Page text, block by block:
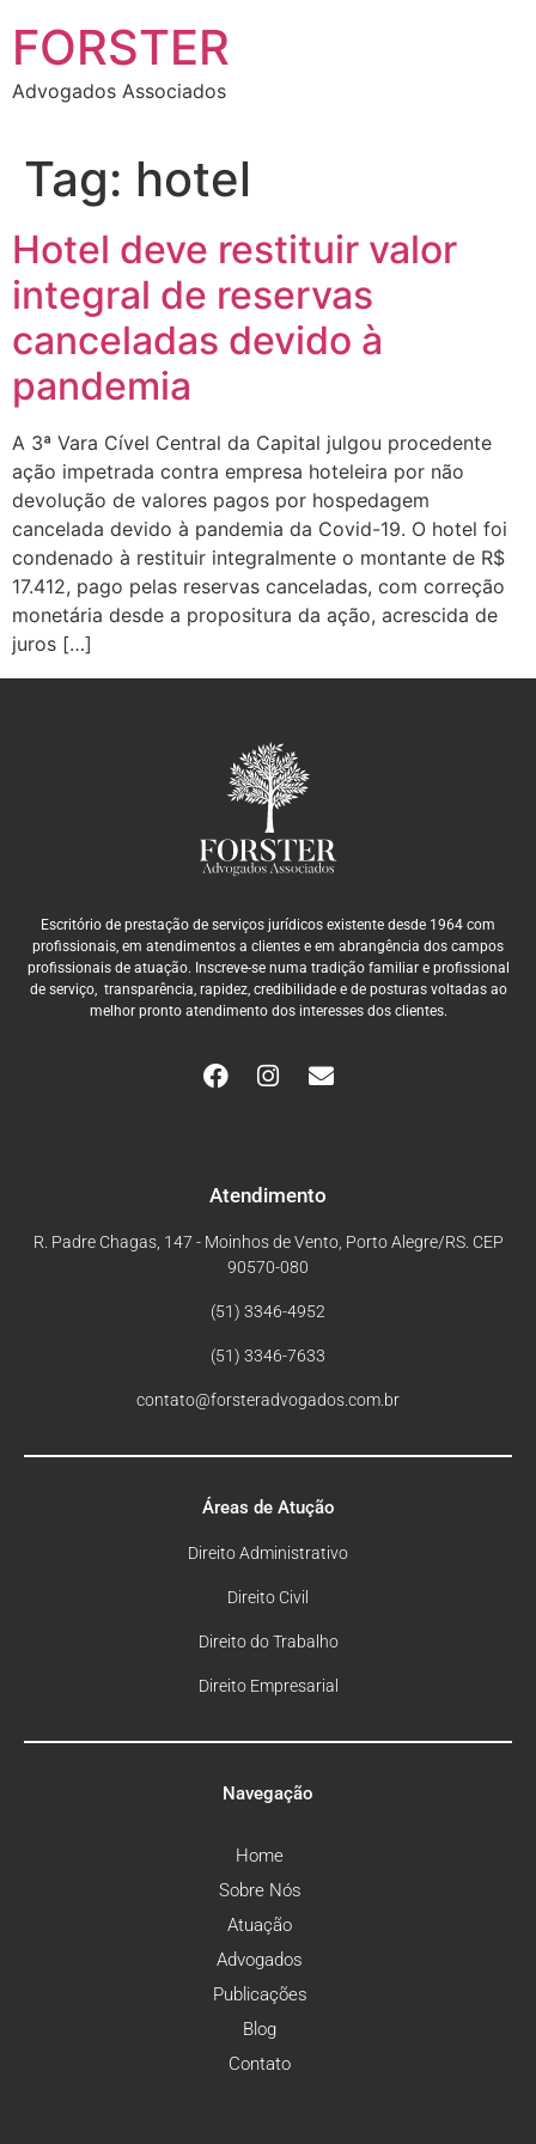
FORSTER
Advogados Associados
Tag: hotel
Hotel deve restituir valor
integral de reservas
canceladas devido à
pandemia
A 3ª Vara Cível Central da Capital julgou procedente
ação impetrada contra empresa hoteleira por não
devolução de valores pagos por hospedagem
cancelada devido à pandemia da Covid-19. O hotel foi
condenado à restituir integralmente o montante de R$
17.412, pago pelas reservas canceladas, com correção
monetária desde a propositura da ação, acrescida de
juros […]
Navegação
Home
Sobre Nós
Atuação
Advogados
Publicações
Blog
Contato
Áreas de Atução
Direito Administrativo
Direito Civil
Direito do Trabalho
Direito Empresarial
Atendimento
R. Padre Chagas, 147 - Moinhos de Vento, Porto Alegre/RS. CEP
90570-080
(51) 3346-4952
(51) 3346-7633
contato@forsteradvogados.com.br
Escritório de prestação de serviços jurídicos existente desde 1964 com
profissionais, em atendimentos a clientes e em abrangência dos campos
profissionais de atuação. Inscreve-se numa tradição familiar e profissional
de serviço, transparência, rapidez, credibilidade e de posturas voltadas ao
melhor pronto atendimento dos interesses dos clientes.